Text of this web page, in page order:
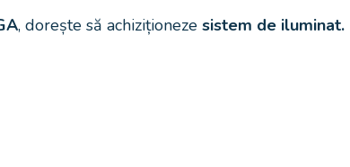
, dorește să achiziționeze sistem de iluminat.